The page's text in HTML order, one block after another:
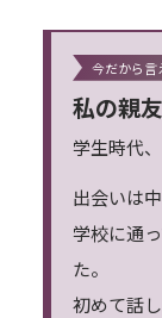
今だから言
私の親
学生時代
出会いは
学校に通
た。
初めて話